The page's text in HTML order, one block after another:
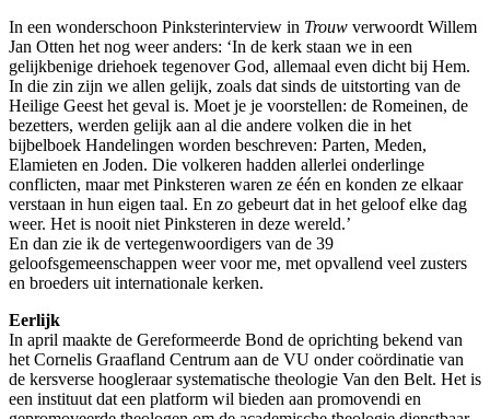
In een wonderschoon Pinksterinterview in Trouw verwoordt Willem
Jan Otten het nog weer anders: ‘In de kerk staan we in een
gelijkbenige driehoek tegenover God, allemaal even dicht bij Hem.
In die zin zijn we allen gelijk, zoals dat sinds de uitstorting van de
Heilige Geest het geval is. Moet je je voorstellen: de Romeinen, de
bezetters, werden gelijk aan al die andere volken die in het
bijbelboek Handelingen worden beschreven: Parten, Meden,
Elamieten en Joden. Die volkeren hadden allerlei onderlinge
conflicten, maar met Pinksteren waren ze één en konden ze elkaar
verstaan in hun eigen taal. En zo gebeurt dat in het geloof elke dag
weer. Het is nooit niet Pinksteren in deze wereld.’
En dan zie ik de vertegenwoordigers van de 39
geloofsgemeenschappen weer voor me, met opvallend veel zusters
en broeders uit internationale kerken.
Eerlijk
In april maakte de Gereformeerde Bond de oprichting bekend van
het Cornelis Graafland Centrum aan de VU onder coördinatie van
de kersverse hoogleraar systematische theologie Van den Belt. Het is
een instituut dat een platform wil bieden aan promovendi en